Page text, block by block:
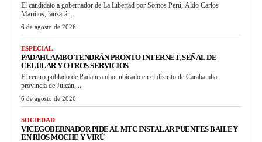
El candidato a gobernador de La Libertad por Somos Perú, Aldo Carlos
Mariños, lanzará...
6 de agosto de 2026
ESPECIAL
PADAHUAMBO TENDRÁN PRONTO INTERNET, SEÑAL DE
CELULAR Y OTROS SERVICIOS
El centro poblado de Padahuambo, ubicado en el distrito de Carabamba,
provincia de Julcán,...
6 de agosto de 2026
SOCIEDAD
VICEGOBERNADOR PIDE AL MTC INSTALAR PUENTES BAILEY
EN RÍOS MOCHE Y VIRÚ